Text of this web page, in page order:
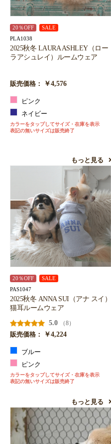
20％OFF SALE
PLA1038
2025秋冬 LAURA ASHLEY（ロー
ラアシュレイ）ルームウェア
販売価格： ￥4,576
ピンク
ネイビー
カラーをタップしてサイズ・在庫を表示
表記の無いサイズは販売終了
もっと見る
20％OFF SALE
PAS1047
2025秋冬 ANNA SUI（アナ スイ）
猫耳ルームウェア
5.0
（8）
販売価格：
￥4,224
ブルー
ピンク
カラーをタップしてサイズ・在庫を表示
表記の無いサイズは販売終了
もっと見る